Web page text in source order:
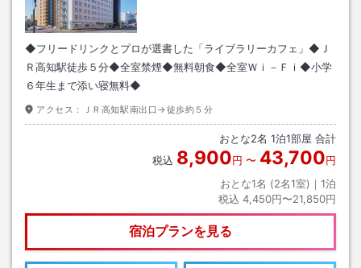
◆フリードリンクとプロが選書した「ライブラリーカフェ」◆Ｊ
Ｒ高知駅徒歩５分◆全室禁煙◆無料朝食◆全室Ｗｉ－Ｆｉ◆小学
６年生まで添い寝無料◆
アクセス： ＪＲ高知駅南出口→徒歩約５分
おとな2名 1泊1部屋 合計
税込 8,900円 〜 43,700円
おとな1名 (2名1室)｜ 1泊
税込 4,450円〜21,850円
宿泊プランを見る